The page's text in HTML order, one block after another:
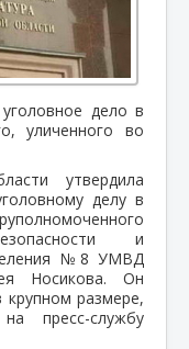
дело в
уличенного во
утвердила
делу в
и
№8 УМВД
Носикова. Он
крупном размере,
пресс-службу